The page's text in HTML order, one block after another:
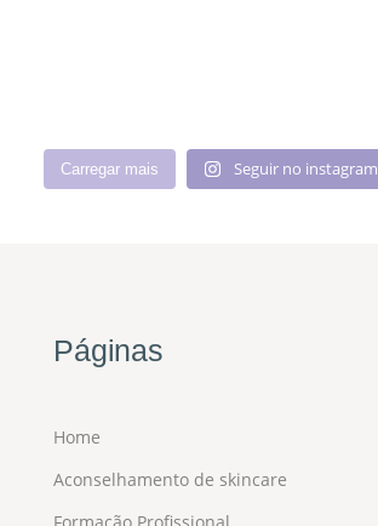
Carregar mais Seguir no instagram
Páginas
Home
Aconselhamento de skincare